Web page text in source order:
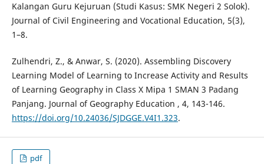
Kalangan Guru Kejuruan (Studi Kasus: SMK Negeri 2 Solok).
Journal of Civil Engineering and Vocational Education, 5(3),
1–8.
Zulhendri, Z., & Anwar, S. (2020). Assembling Discovery
Learning Model of Learning to Increase Activity and Results
of Learning Geography in Class X Mipa 1 SMAN 3 Padang
Panjang. Journal of Geography Education , 4, 143-146.
https://doi.org/10.24036/SJDGGE.V4I1.323.
pdf